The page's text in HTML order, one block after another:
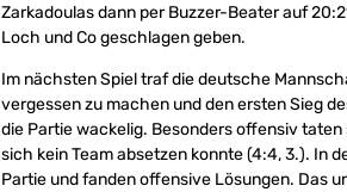
Zarkadoulas dann per Buzzer-Beater auf
Loch und Co geschlagen geben.
Im nächsten Spiel traf die deutsche
vergessen zu machen und den ersten Sieg
die Partie wackelig. Besonders offensiv
sich kein Team absetzen konnte (4:4, 3.). In
Partie und fanden offensive Lösungen. Das